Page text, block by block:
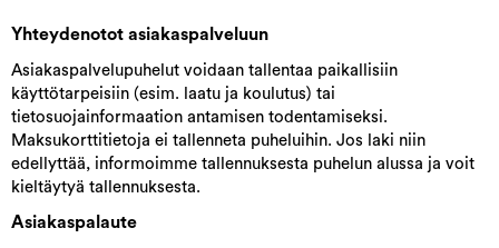
Yhteydenotot asiakaspalveluun
Asiakaspalvelupuhelut voidaan tallentaa paikallisiin
käyttötarpeisiin (esim. laatu ja koulutus) tai
tietosuojainformaation antamisen todentamiseksi.
Maksukorttitietoja ei tallenneta puheluihin. Jos laki niin
edellyttää, informoimme tallennuksesta puhelun alussa ja voit
kieltäytyä tallennuksesta.
Asiakaspalaute